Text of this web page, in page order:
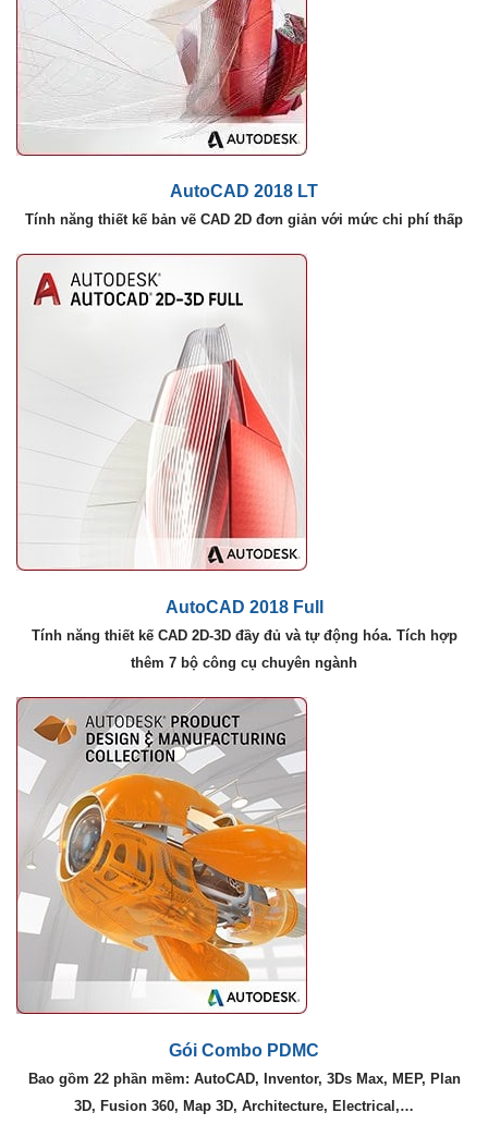
AutoCAD 2018 LT
Tính năng thiết kế bản vẽ CAD 2D đơn giản với mức chi phí thấp
AutoCAD 2018 Full
Tính năng thiết kế CAD 2D-3D đầy đủ và tự động hóa. Tích hợp
thêm 7 bộ công cụ chuyên ngành
Gói Combo PDMC
Bao gồm 22 phần mềm: AutoCAD, Inventor, 3Ds Max, MEP, Plan
3D, Fusion 360, Map 3D, Architecture, Electrical,…